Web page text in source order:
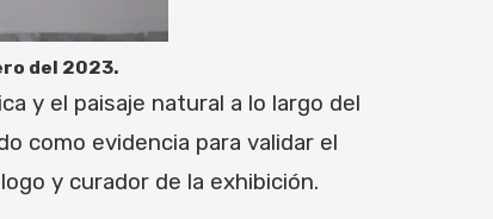
del 2023.
y el paisaje natural a lo largo del
como evidencia para validar el
y curador de la exhibición.